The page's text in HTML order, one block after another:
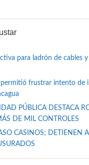
para ladrón de cables
frustrar intento de
PÚBLICA DESTACA
DE MIL CONTROLES
CASINOS; DETIENEN